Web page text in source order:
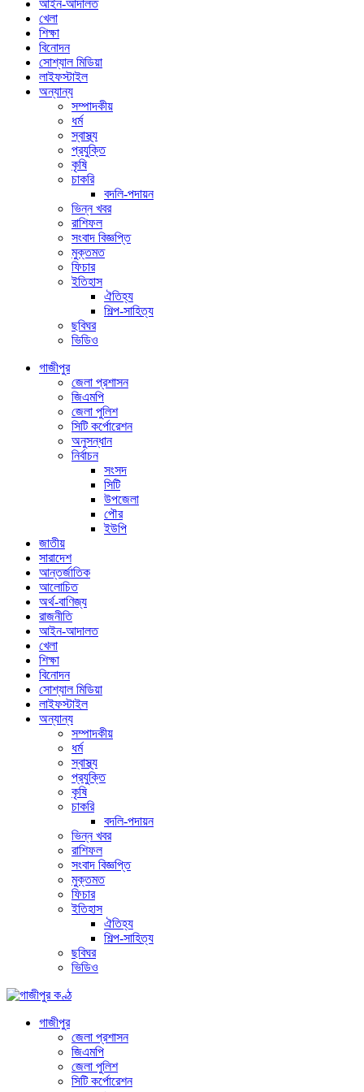
আইন-আদালত
খেলা
শিক্ষা
বিনোদন
সোশ্যাল মিডিয়া
লাইফস্টাইল
অন্যান্য
সম্পাদকীয়
ধর্ম
স্বাস্থ্য
প্রযুক্তি
কৃষি
চাকরি
বদলি-পদায়ন
ভিন্ন খবর
রাশিফল
সংবাদ বিজ্ঞপ্তি
মুক্তমত
ফিচার
ইতিহাস
ঐতিহ্য
শিল্প-সাহিত্য
ছবিঘর
ভিডিও
গাজীপুর
জেলা প্রশাসন
জিএমপি
জেলা পুলিশ
সিটি কর্পোরেশন
অনুসন্ধান
নির্বাচন
সংসদ
সিটি
উপজেলা
পৌর
ইউপি
জাতীয়
সারাদেশ
আন্তর্জাতিক
আলোচিত
অর্থ-বাণিজ্য
রাজনীতি
আইন-আদালত
খেলা
শিক্ষা
বিনোদন
সোশ্যাল মিডিয়া
লাইফস্টাইল
অন্যান্য
সম্পাদকীয়
ধর্ম
স্বাস্থ্য
প্রযুক্তি
কৃষি
চাকরি
বদলি-পদায়ন
ভিন্ন খবর
রাশিফল
সংবাদ বিজ্ঞপ্তি
মুক্তমত
ফিচার
ইতিহাস
ঐতিহ্য
শিল্প-সাহিত্য
ছবিঘর
ভিডিও
গাজীপুর
জেলা প্রশাসন
জিএমপি
জেলা পুলিশ
সিটি কর্পোরেশন